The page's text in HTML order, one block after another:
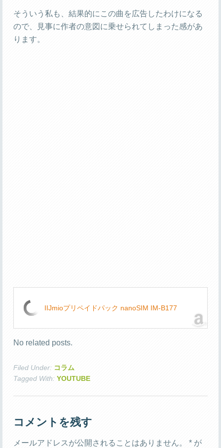
そういう私も、結果的にこの曲を広告したわけになる
ので、見事に作者の意図に乗せられてしまった感があ
ります。
IIJmioプリペイドパック nanoSIM IM-B177
No related posts.
Filed Under: コラム
Tagged With: YOUTUBE
コメントを残す
メールアドレスが公開されることはありません。 *が